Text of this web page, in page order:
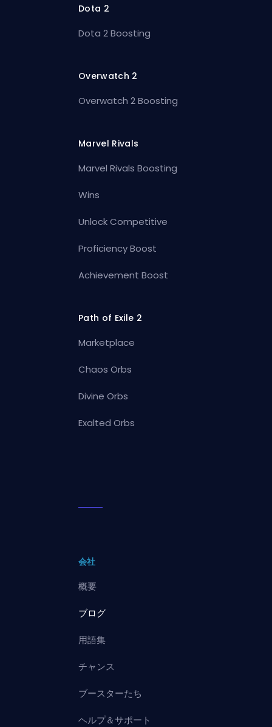
Dota 2
Dota 2 Boosting
Overwatch 2
Overwatch 2 Boosting
Marvel Rivals
Marvel Rivals Boosting
Wins
Unlock Competitive
Proficiency Boost
Achievement Boost
Path of Exile 2
Marketplace
Chaos Orbs
Divine Orbs
Exalted Orbs
会社
概要
ブログ
用語集
チャンス
ブースターたち
ヘルプ＆サポート